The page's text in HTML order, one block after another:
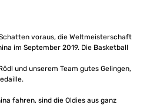
voraus, die Weltmeisterschaft
im September 2019. Die Basketball
und unserem Team gutes Gelingen,
fahren, sind die Oldies aus ganz